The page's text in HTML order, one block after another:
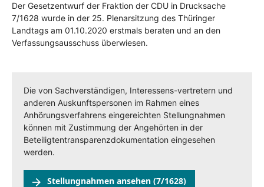
Der Gesetzentwurf der Fraktion der CDU in Drucksache
7/1628 wurde in der 25. Plenarsitzung des Thüringer
Landtags am 01.10.2020 erstmals beraten und an den
Verfassungsausschuss überwiesen.
Die von Sachverständigen, Interessens-vertretern und
anderen Auskunftspersonen im Rahmen eines
Anhörungsverfahrens eingereichten Stellungnahmen
können mit Zustimmung der Angehörten in der
Beteiligtentransparenzdokumentation eingesehen
werden.
Stellungnahmen ansehen (7/1628)